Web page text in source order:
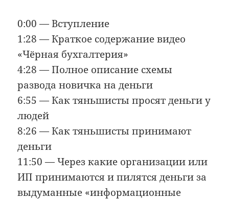
0:00 — Вступление
1:28 — Краткое содержание видео
«Чёрная бухгалтерия»
4:28 — Полное описание схемы
развода новичка на деньги
6:55 — Как тяньшисты просят деньги у
людей
8:26 — Как тяньшисты принимают
деньги
11:50 — Через какие организации или
ИП принимаются и пилятся деньги за
выдуманные «информационные